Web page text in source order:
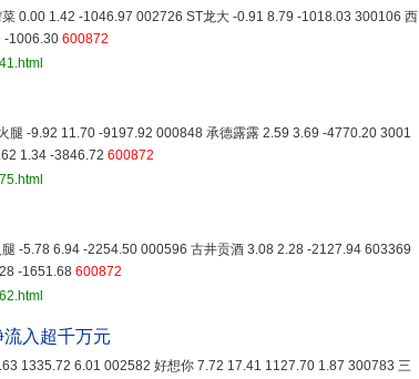
0.00 1.42 -1046.97 002726 ST龙大 -0.91 8.79 -1018.03 300106 西
-1006.30 600872
腿 -9.92 11.70 -9197.92 000848 承德露露 2.59 3.69 -4770.20 3001
1.34 -3846.72 600872
-5.78 6.94 -2254.50 000596 古井贡酒 3.08 2.28 -2127.94 603369
-1651.68 600872
入超千万元
1335.72 6.01 002582 好想你 7.72 17.41 1127.70 1.87 300783 三